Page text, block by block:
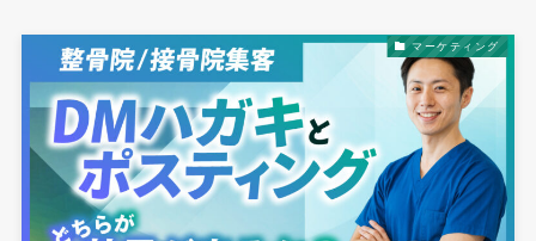
マーケティング